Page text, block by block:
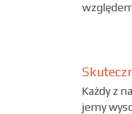
Każdy z
jemy